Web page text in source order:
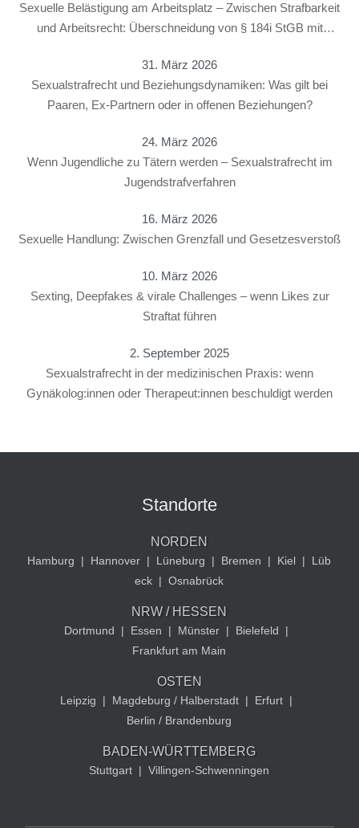
Sexuelle Belästigung am Arbeitsplatz – Zwischen Strafbarkeit
und Arbeitsrecht: Überschneidung von § 184i StGB mit
31. März 2026
Sexualstrafrecht und Beziehungsdynamiken: Was gilt bei
Paaren, Ex-Partnern oder in offenen Beziehungen?
24. März 2026
Wenn Jugendliche zu Tätern werden – Sexualstrafrecht im
Jugendstrafverfahren
16. März 2026
Sexuelle Handlung: Zwischen Grenzfall und Gesetzesverstoß
10. März 2026
Sexting, Deepfakes & virale Challenges – wenn Likes zur
Straftat führen
2. September 2025
Sexualstrafrecht in der medizinischen Praxis: wenn
Gynäkolog:innen oder Therapeut:innen beschuldigt werden
Standorte
NORDEN
Hamburg | Hannover | Lüneburg | Bremen | Kiel |
Lüb
eck | Osnabrück
NRW / HESSEN
Dortmund | Essen | Münster | Bielefeld
|
Frankfurt am Main
OSTEN
Leipzig | Magdeburg / Halberstadt | Erfurt |
Berlin / Brandenburg
BADEN-WÜRTTEMBERG
Stuttgart | Villingen-Schwenningen